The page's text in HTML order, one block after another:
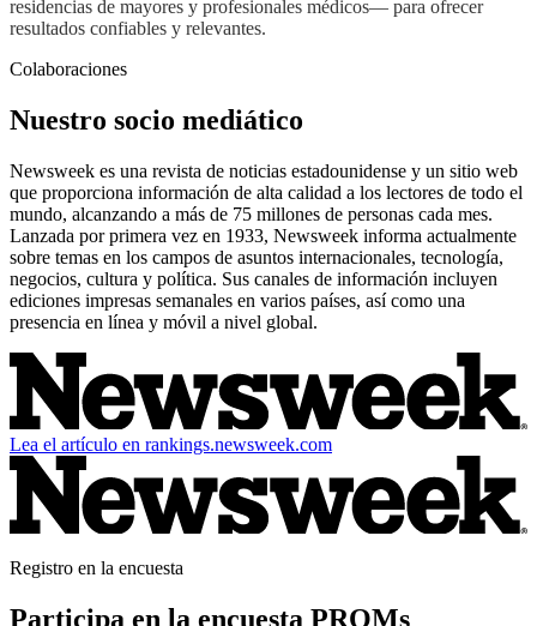
residencias de mayores y profesionales médicos— para ofrecer
resultados confiables y relevantes.
Colaboraciones
Nuestro socio mediático
Newsweek es una revista de noticias estadounidense y un sitio web
que proporciona información de alta calidad a los lectores de todo el
mundo, alcanzando a más de 75 millones de personas cada mes.
Lanzada por primera vez en 1933, Newsweek informa actualmente
sobre temas en los campos de asuntos internacionales, tecnología,
negocios, cultura y política. Sus canales de información incluyen
ediciones impresas semanales en varios países, así como una
presencia en línea y móvil a nivel global.
Lea el artículo en rankings.newsweek.com
Registro en la encuesta
Participa en la encuesta PROMs